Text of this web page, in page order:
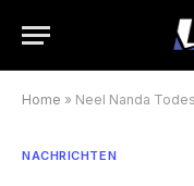
Home » Neel Nanda
NACHRICHTEN